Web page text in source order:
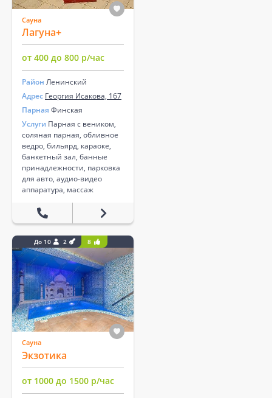
Сауна
Лагуна+
от 400 до 800 р/час
Район Ленинский
Адрес Георгия Исакова, 167
Парная Финская
Услуги Парная с веником,
соляная парная, обливное
ведро, бильярд, караоке,
банкетный зал, банные
принадлежности, парковка
для авто, аудио-видео
аппаратура, массаж
До 10 2 8
Сауна
Экзотика
от 1000 до 1500 р/час